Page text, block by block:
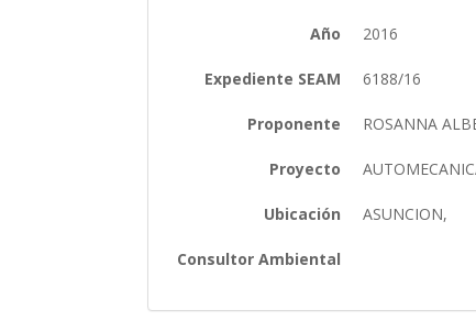
Año 2016
Expediente SEAM 6188/16
Proponente ROSANNA
Proyecto
Ubicación ASUNCION,
Consultor Ambiental